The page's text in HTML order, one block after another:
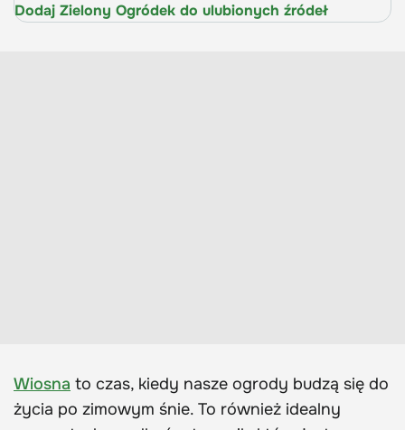
Dodaj Zielony Ogródek do ulubionych źródeł
Wiosna to czas, kiedy nasze ogrody budzą się do
życia po zimowym śnie. To również idealny